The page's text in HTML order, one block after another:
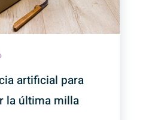
artificial para
la última milla